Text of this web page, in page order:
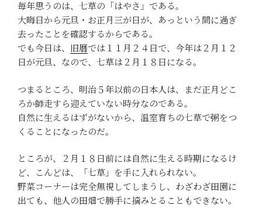
毎年思うのは、七草の「はやさ」である。
大晦日から元旦・お正月三が日が、あっという間に過ぎ
去ったことを確認するからである。
でも今日は、 旧暦では１１月２４日で、今年は２月１２
日が元旦、なので、七草は２月１８日になる。
つまるところ、明治５年以前の日本人は、まだ正月どこ
ろか師走すら迎えていない時分なのである。
自然に生えるはずがないから、温室育ちの七草で粥をつ
くることになったのだ。
ところが、２月１８日前には自然に生える時期になるけ
ど、こんどは、「七草」を手に入れられない。
野菜コーナーは完全無視してしまうし、わざわざ田園に
出ても、他人の田畑で勝手に摘みとることもできない。